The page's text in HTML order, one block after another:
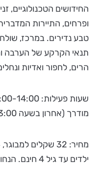
החידושים הטכנולוגיים,
ופרחים, התיירות
טבע נדירים. במרכז,
תנאי הקרקע של הערבה
הרים, לחפור ואדיות
מודרך (אחרון בשעה 13:00) לחממת ההדגמה.
ילדים עד גיל 4 חינם. הנחות לגמלאים, חיילים וסטודנטים.